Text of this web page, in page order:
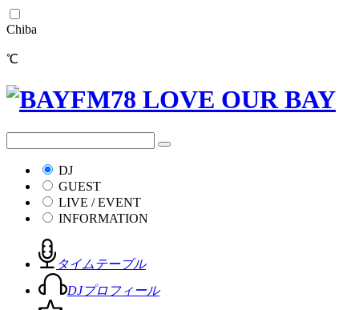
Chiba
℃
DJ
GUEST
LIVE / EVENT
INFORMATION
タイムテーブル
DJプロフィール